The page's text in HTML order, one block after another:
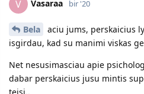
V Vasaraa bir '20
Bela
aciu jums, perskaicius
isgirdau, kad su manimi viskas
Net nesusimasciau apie
dabar perskaicius jusu mintis